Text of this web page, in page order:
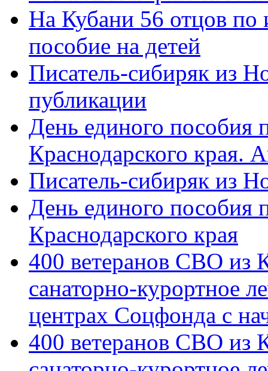
На Кубани 56 отцов по
пособие на детей
Писатель-сибиряк из
публикации
День единого пособия
Краснодарского края.
Писатель-сибиряк из
День единого пособия
Краснодарского края
400 ветеранов СВО из
санаторно-курортное
центрах Соцфонда с
400 ветеранов СВО из